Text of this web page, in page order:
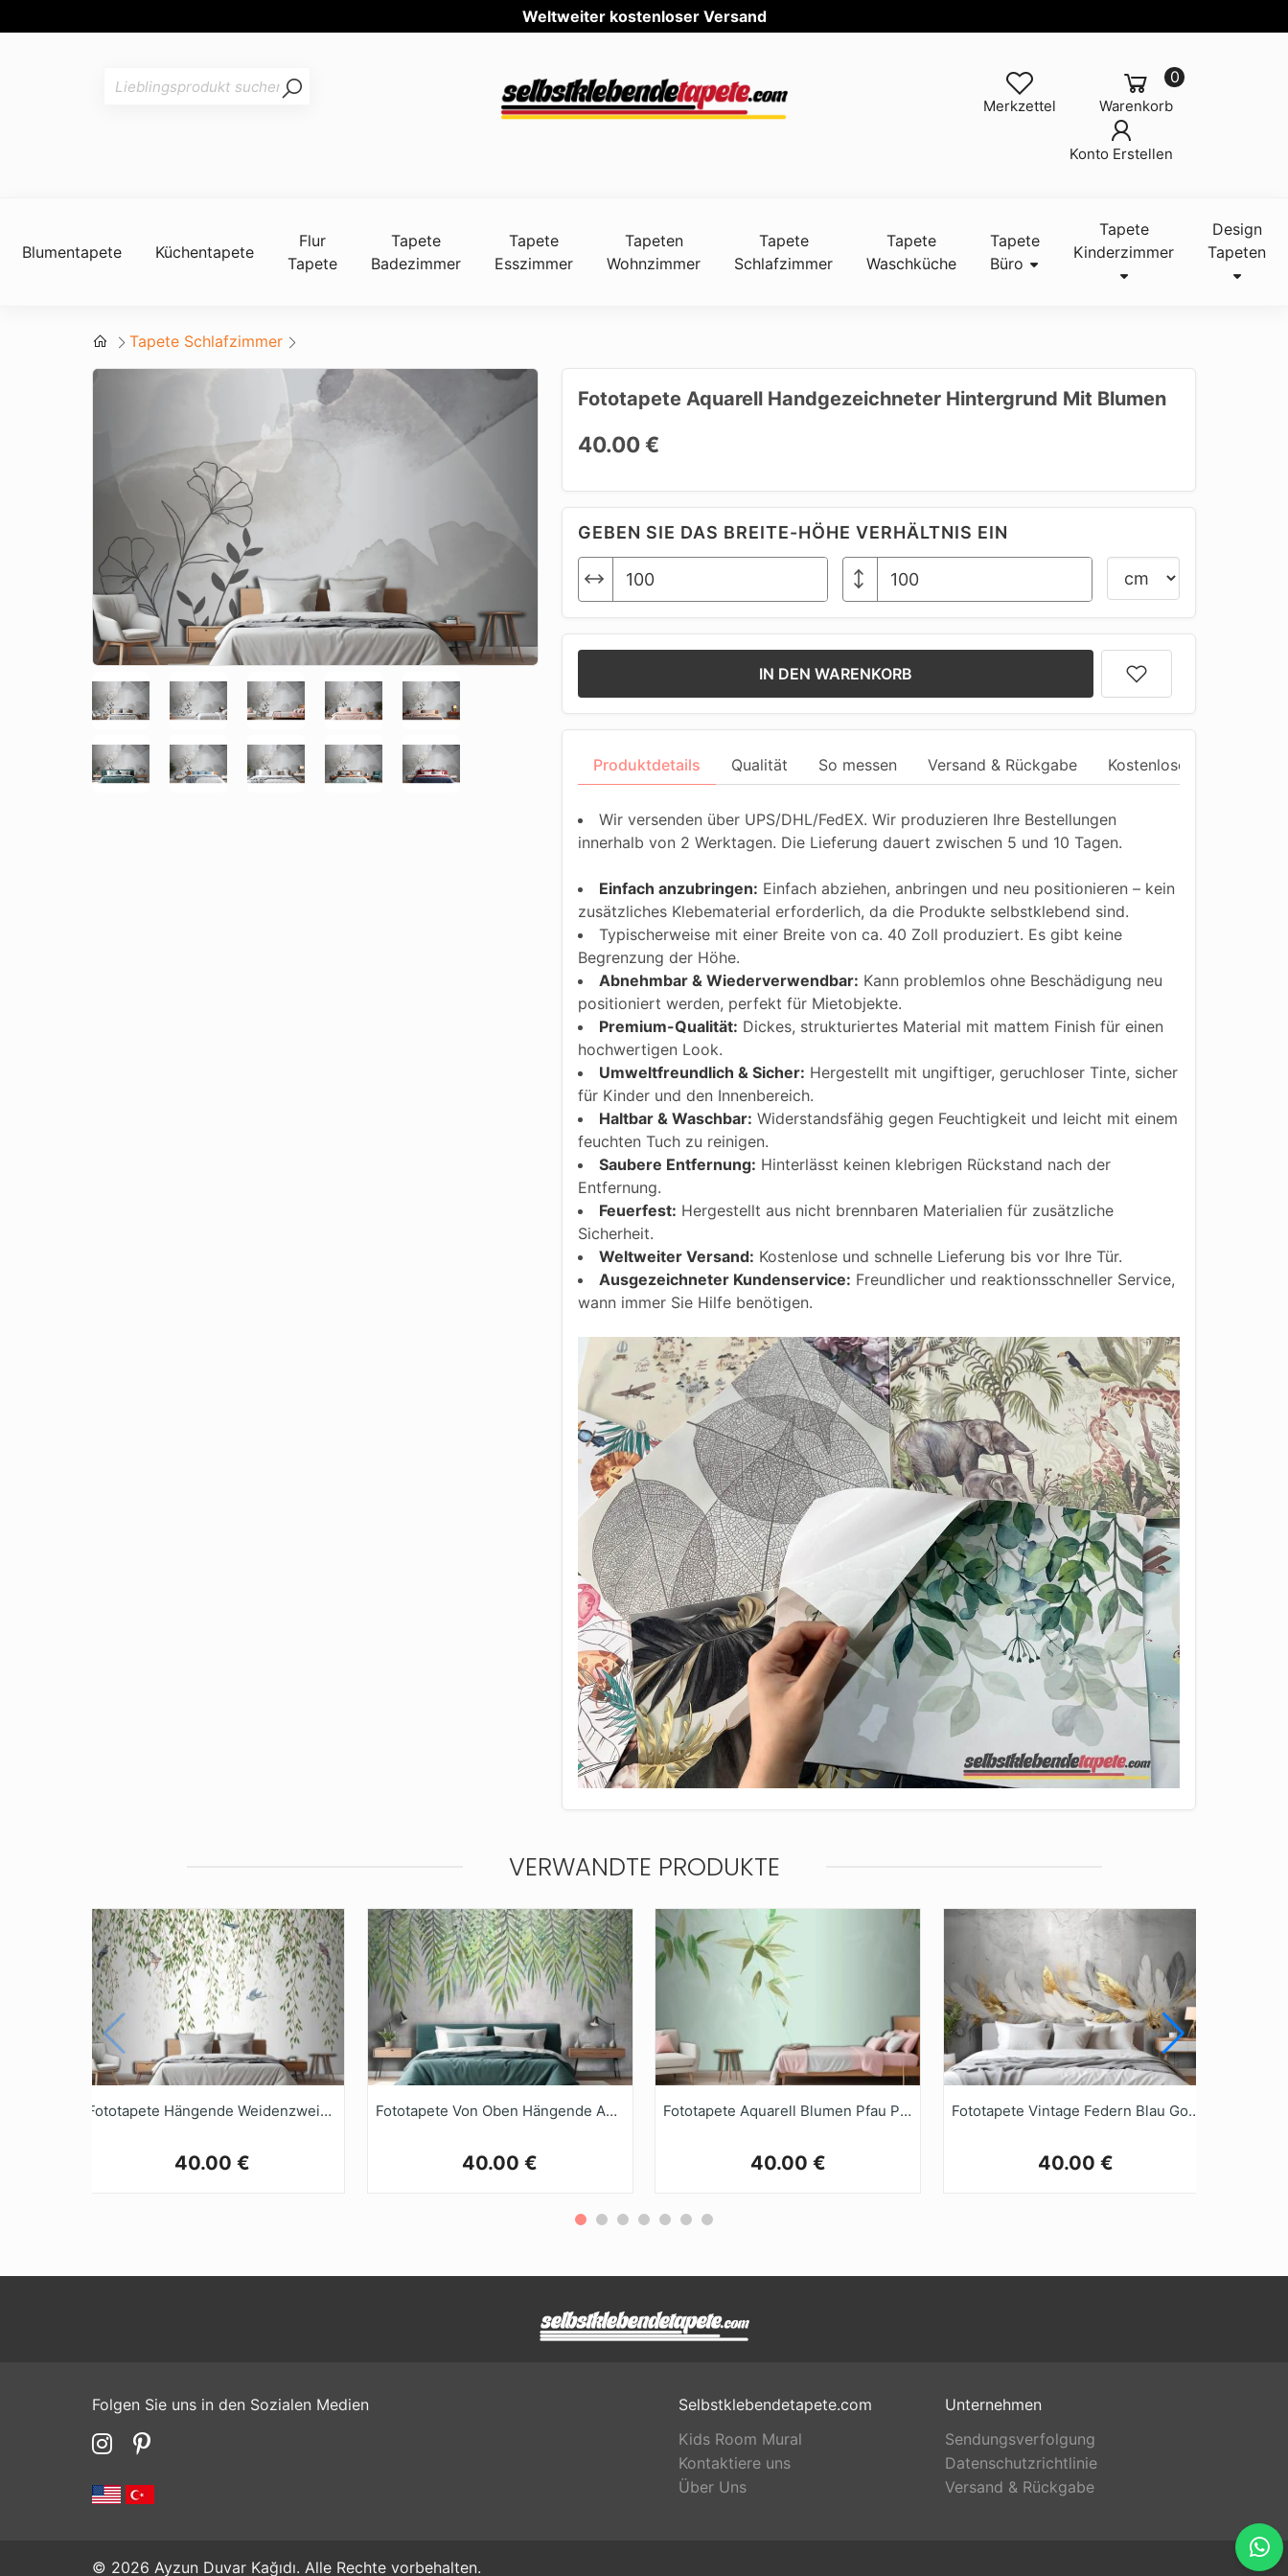
Weltwei
Warenkorb
0
Merkzettel
Konto Erstellen
Blumentapete Küchentapete
Flur
Tapete
Tapete
Badezimmer
Tapete
Esszimmer
Tapeten
Wohnzimmer
Tapete
Schlafzimmer
Tapete
Waschküche
Tapete
Büro
Tapete
Kinderzimmer
Design
Tapeten
Tapete Schlafzimmer
Fototapete Aquarell Handgezeichneter Hintergrund Mit Blumen
40.00 €
GEBEN SIE DAS BREITE-HÖHE VERHÄLTNIS EIN
IN DEN WARENKORB
Produktdetails Qualität So messen Versand & Rückgabe Kostenlose Anpassung
Wir versenden über UPS/DHL/FedEX. Wir produzieren Ihre Bestellungen
innerhalb von 2 Werktagen. Die Lieferung dauert zwischen 5 und 10 Tagen.
Einfach anzubringen: Einfach abziehen, anbringen und neu positionieren – kein
zusätzliches Klebematerial erforderlich, da die Produkte selbstklebend sind.
Typischerweise mit einer Breite von ca. 40 Zoll produziert. Es gibt keine
Begrenzung der Höhe.
Abnehmbar & Wiederverwendbar: Kann problemlos ohne Beschädigung neu
positioniert werden, perfekt für Mietobjekte.
Premium-Qualität: Dickes, strukturiertes Material mit mattem Finish für einen
hochwertigen Look.
Umweltfreundlich & Sicher: Hergestellt mit ungiftiger, geruchloser Tinte, sicher
für Kinder und den Innenbereich.
Haltbar & Waschbar: Widerstandsfähig gegen Feuchtigkeit und leicht mit einem
feuchten Tuch zu reinigen.
Saubere Entfernung: Hinterlässt keinen klebrigen Rückstand nach der
Entfernung.
Feuerfest: Hergestellt aus nicht brennbaren Materialien für zusätzliche
Sicherheit.
Weltweiter Versand: Kostenlose und schnelle Lieferung bis vor Ihre Tür.
Ausgezeichneter Kundenservice: Freundlicher und reaktionsschneller Service,
wann immer Sie Hilfe benötigen.
VERWANDTE PRODUKTE
Fototapete Hängende Weidenzweige Mit Vögeln Auf Weißem Hintergrund
40.00 €
Fototapete Von Oben Hängende Aquarellblätter
40.00 €
Fototapete Aquarell Blumen Pfau Phönix Rose Pfingstrose Tiere
40.00 €
Fototapete Vintage Federn Blau Gold Pinselstriche
40.00 €
Folgen Sie uns in den Sozialen Medien
Selbstklebendetapete.com
Kids Room Mural
Kontaktiere uns
Über Uns
Unternehmen
Sendungsverfolgung
Datenschutzrichtlinie
Versand & Rückgabe
© 2026 Ayzun Duvar Kağıdı. Alle Rechte vorbehalten.